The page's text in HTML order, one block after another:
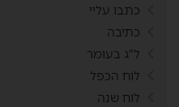
כתבו עליי
כתיבה
ל"ג בעומר
לוח הכפל
לוח שנה